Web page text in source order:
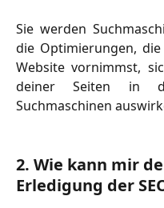
Sie werden
die Optimierungen,
Website vornimmst,
deiner Seiten in
Suchmaschinen
2. Wie kann mir
Erledigung der